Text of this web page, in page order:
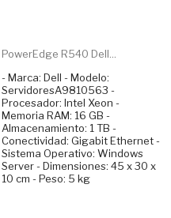
PowerEdge R540 Dell...
- Marca: Dell - Modelo:
ServidoresA9810563 -
Procesador: Intel Xeon -
Memoria RAM: 16 GB -
Almacenamiento: 1 TB -
Conectividad: Gigabit Ethernet -
Sistema Operativo: Windows
Server - Dimensiones: 45 x 30 x
10 cm - Peso: 5 kg